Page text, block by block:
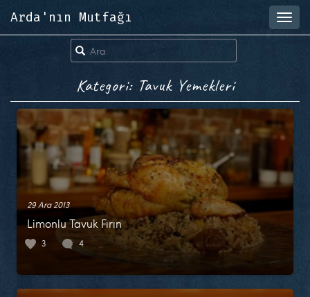
Arda'nın Mutfağı
Kategori: Tavuk Yemekleri
29 Ara 2013
Limonlu Tavuk Fırın
3 4